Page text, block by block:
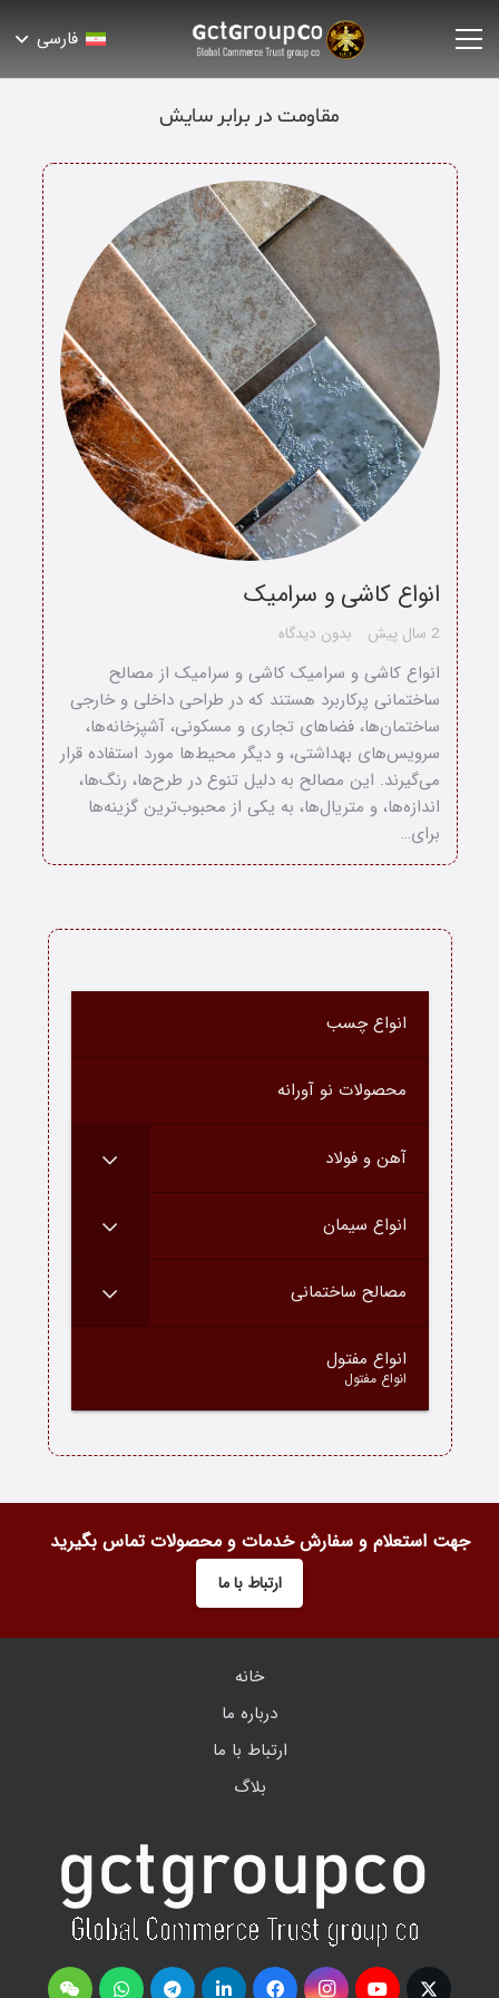
خانه
درباره ما
ارتباط با ما
دسته محصولات
بلاگ
فارسی
مقاومت در برابر سایش
انواع کاشی و سرامیک
2 سال پیش بدون دیدگاه
انواع کاشی و سرامیک کاشی و سرامیک از مصالح
ساختمانی پرکاربرد هستند که در طراحی داخلی و خارجی
ساختمان‌ها، فضاهای تجاری و مسکونی، آشپزخانه‌ها،
سرویس‌های بهداشتی، و دیگر محیط‌ها مورد استفاده قرار
می‌گیرند. این مصالح به دلیل تنوع در طرح‌ها، رنگ‌ها،
اندازه‌ها، و متریال‌ها، به یکی از محبوب‌ترین گزینه‌ها
برای…
انواع چسب
محصولات نو آورانه
آهن و فولاد
انواع سیمان
مصالح ساختمانی
انواع مفتول
انواع مفتول
جهت استعلام و سفارش خدمات و محصولات تماس بگیرید
ارتباط با ما
خانه
درباره ما
ارتباط با ما
بلاگ